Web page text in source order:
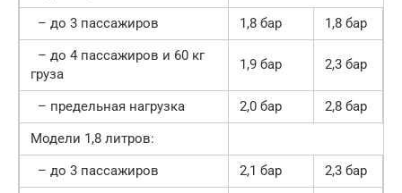
– до 3 пассажиров
1,8 бар
1,8 бар
– до 4 пассажиров и 60 кг
груза
1,9 бар 2,3 бар
– предельная нагрузка 2,0 бар
2,8 бар
Модели 1,8 литров:
– до 3 пассажиров
2,1 бар
2,3 бар